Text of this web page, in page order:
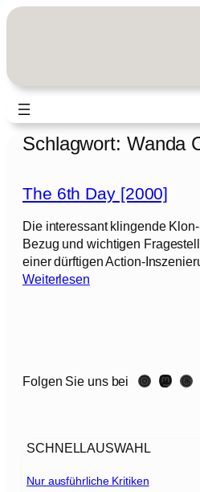
Zum
Schlagwort: Wanda
The 6th Day [2000]
Die interessant klingende
Bezug und wichtigen
einer dürftigen Action-
Weiterlesen:
h
[
Folgen Sie uns bei Instagram Mastodon Threads
SCHNELLAUSWAHL
Nur ausführliche Kritiken